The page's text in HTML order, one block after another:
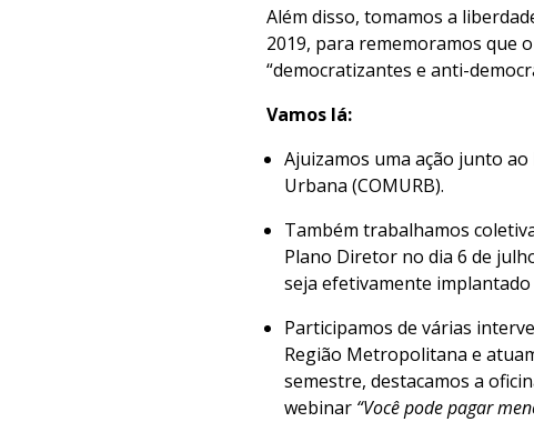
Além disso, tomamos a
2019, para rememoramos que
“democratizantes e anti-
Vamos lá:
Ajuizamos uma ação junto
Urbana (COMURB).
Também trabalhamos
Plano Diretor no dia 6 de
seja efetivamente
Participamos de várias
Região Metropolitana e
semestre, destacamos a
webinar “Você pode pagar